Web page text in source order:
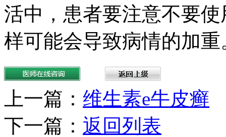
活中，患者要注意不要
样可能会导致病情的加重
上一篇： 维生素e牛皮癣
下一篇： 返回列表